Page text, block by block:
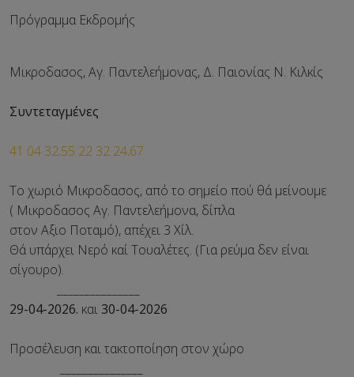
Πρόγραμμα Εκδρομής
Μικροδασος, Αγ. Παντελεήμονας, Δ. Παιονίας Ν. Κιλκίς
Συντεταγμένες
41 04 32.55 22 32 24.67
Το χωριό Μικροδασος, από το σημείο πού θά μείνουμε
( Μικροδασος Αγ. Παντελεήμονα, δίπλα
στον Αξιο Ποταμό), απέχει 3 Χίλ.
Θά υπάρχει Νερό καί Τουαλέτες. (Για ρεύμα δεν είναι
σίγουρο).
29-04-2026. και30-04-2026
Προσέλευση και τακτοποίηση στον χώρο